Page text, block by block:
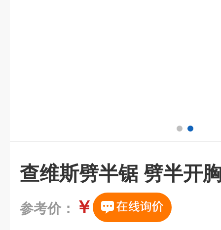
查维斯劈半锯 劈半开
参考价： ￥